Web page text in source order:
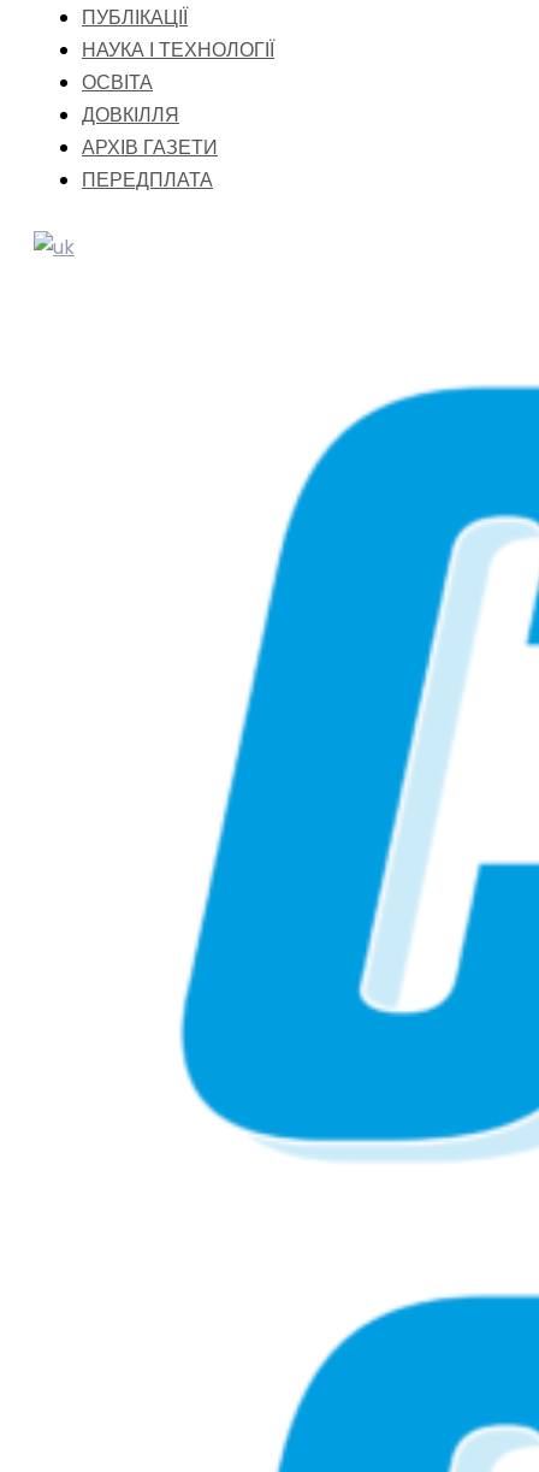
ПУБЛІКАЦІЇ
НАУКА І ТЕХНОЛОГІЇ
ОСВІТА
ДОВКІЛЛЯ
АРХІВ ГАЗЕТИ
ПЕРЕДПЛАТА